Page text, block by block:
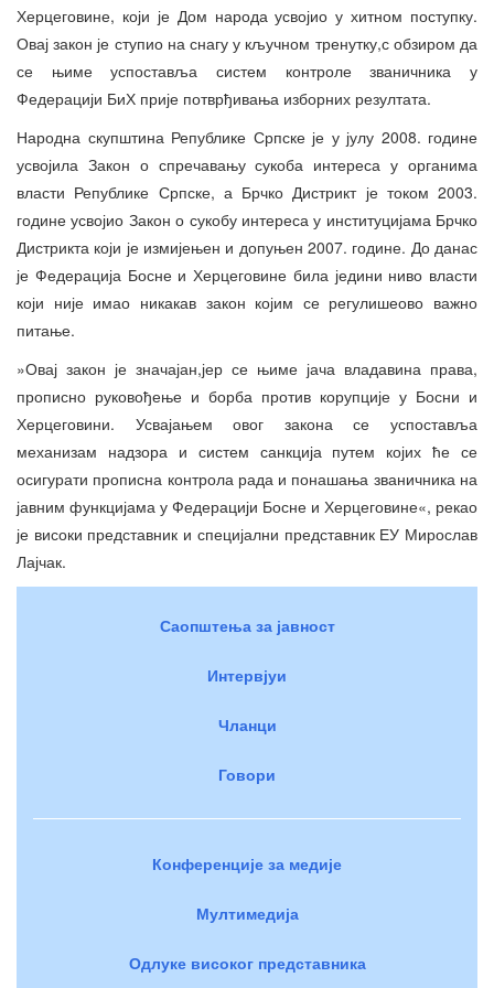
Херцеговине, који је Дом народа усвојио у хитном поступку.
Овај закон је ступио на снагу у кључном тренутку,с обзиром да
се њиме успоставља систем контроле званичника у
Федерацији БиХ прије потврђивања изборних резултата.
Народна скупштина Републике Српске је у јулу 2008. године
усвојила Закон о спречавању сукоба интереса у органима
власти Републике Српске, а Брчко Дистрикт је током 2003.
године усвојио Закон о сукобу интереса у институцијама Брчко
Дистрикта који је измијењен и допуњен 2007. године. До данас
је Федерација Босне и Херцеговине била једини ниво власти
који није имао никакав закон којим се регулишеово важно
питање.
»Овај закон је значајан,јер се њиме јача владавина права,
прописно руковођење и борба против корупције у Босни и
Херцеговини. Усвајањем овог закона се успоставља
механизам надзора и систем санкција путем којих ће се
осигурати прописна контрола рада и понашања званичника на
јавним функцијама у Федерацији Босне и Херцеговине«, рекао
је високи представник и специјални представник ЕУ Мирослав
Лајчак.
Саопштења за јавност
Интервјуи
Чланци
Говори
Конференције за медије
Мултимедија
Одлуке високог представника